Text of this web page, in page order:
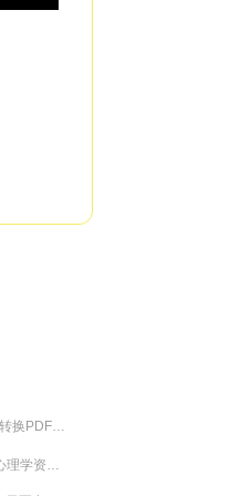
合并PDF、拆分PDF、旋转PDF、裁剪PDF、转换PDF、加密PDF、解密PDF、PDF加水印等多种PDF处理功能
心理学网址导航(psyhhub.org),着力打造国内心理学资源平台，是一个心理学网址资源大全，提供心理学学习,心理学考研,英语自学,计算机自学等众多学习内容。